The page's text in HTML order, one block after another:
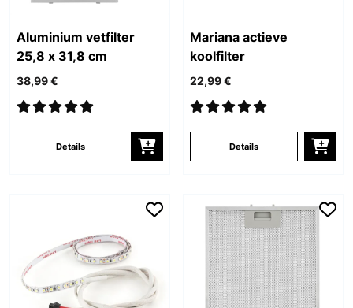
Aluminium vetfilter
25,8 x 31,8 cm
38,99 €
Details
Mariana actieve
koolfilter
22,99 €
Details